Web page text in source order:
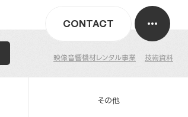
映像音響機材レンタル事業 技術資料
CONTACT
その他